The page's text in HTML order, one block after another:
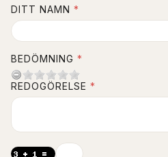
DITT NAMN
BEDÖMNING
REDOGÖRELSE